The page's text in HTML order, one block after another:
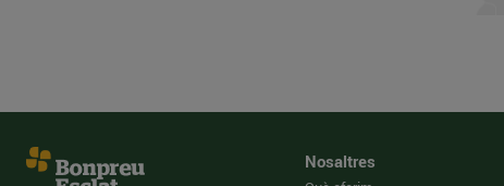
Nosaltres